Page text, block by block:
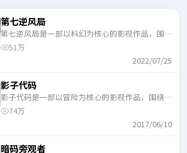
第七逆风局
第七逆风局是一部以科幻为核心的影视作品，围绕
危机、反转与人物成长展开，整体节奏紧凑，适合
51万
2022/07/25
影子代码
影子代码是一部以冒险为核心的影视作品，围绕危
机、反转与人物成长展开，整体节奏紧凑，适合一
74万
2017/06/10
暗码旁观者